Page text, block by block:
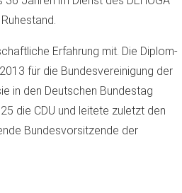
Erfahrung mit. Die Diplom-
für die Bundesvereinigung der
in den Deutschen Bundestag
die CDU und leitete zuletzt den
Bundesvorsitzende der